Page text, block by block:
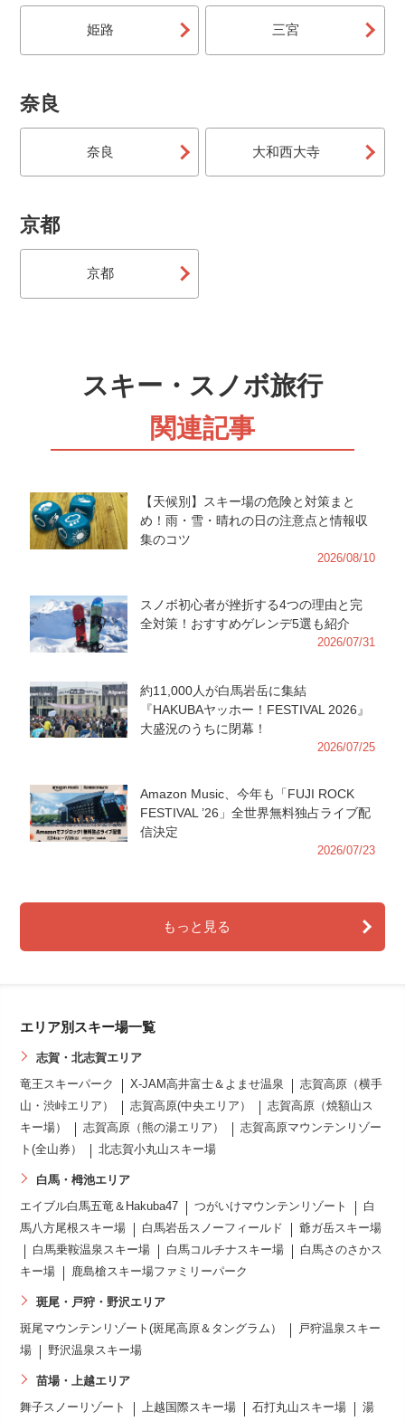
姫路 三宮
奈良
奈良 大和西大寺
京都
京都
スキー・スノボ旅行
関連記事
【天候別】スキー場の危険と対策まと
め！雨・雪・晴れの日の注意点と情報収
集のコツ
2026/08/10
スノボ初心者が挫折する4つの理由と完
全対策！おすすめゲレンデ5選も紹介
2026/07/31
約11,000人が白馬岩岳に集結
『HAKUBAヤッホー！FESTIVAL 2026』
大盛況のうちに閉幕！
2026/07/25
Amazon Music、今年も「FUJI ROCK
FESTIVAL ’26」全世界無料独占ライブ配
信決定
2026/07/23
もっと見る
エリア別スキー場一覧
志賀・北志賀エリア
竜王スキーパーク X-JAM高井富士＆よませ温泉
志賀高原（横手
山・渋峠エリア）
志賀高原(中央エリア）
志賀高原（焼額山ス
キー場）
志賀高原（熊の湯エリア）
志賀高原マウンテンリゾー
ト(全山券）
北志賀小丸山スキー場
白馬・栂池エリア
エイブル白馬五竜＆Hakuba47 つがいけマウンテンリゾート
白
馬八方尾根スキー場
白馬岩岳スノーフィールド
爺ガ岳スキー場
白馬乗鞍温泉スキー場
白馬コルチナスキー場
白馬さのさかス
キー場
鹿島槍スキー場ファミリーパーク
斑尾・戸狩・野沢エリア
斑尾マウンテンリゾート(斑尾高原＆タングラム）
戸狩温泉スキー
場
野沢温泉スキー場
苗場・上越エリア
舞子スノーリゾート 上越国際スキー場 石打丸山スキー場
湯